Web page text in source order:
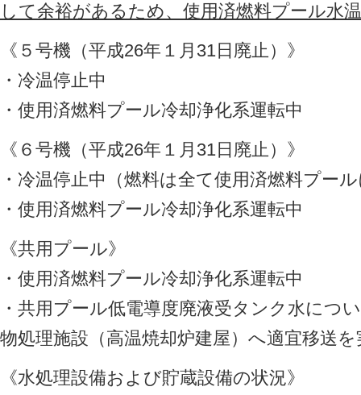
して余裕があるため、使用済燃料プール水
《５号機（平成26年１月31日廃止）》
・冷温停止中
・使用済燃料プール冷却浄化系運転中
《６号機（平成26年１月31日廃止）》
・冷温停止中（燃料は全て使用済燃料プー
・使用済燃料プール冷却浄化系運転中
《共用プール》
・使用済燃料プール冷却浄化系運転中
・共用プール低電導度廃液受タンク水につ
物処理施設（高温焼却炉建屋）へ適宜移送を
《水処理設備および貯蔵設備の状況》